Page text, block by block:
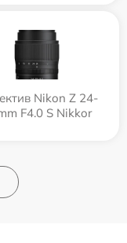
Nikon Z 24-
F4.0 S Nikkor